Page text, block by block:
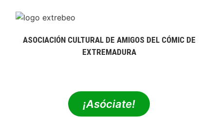
ASOCIACIÓN CULTURAL DE AMIGOS DEL CÓMIC DE
EXTREMADURA
¡Asóciate!